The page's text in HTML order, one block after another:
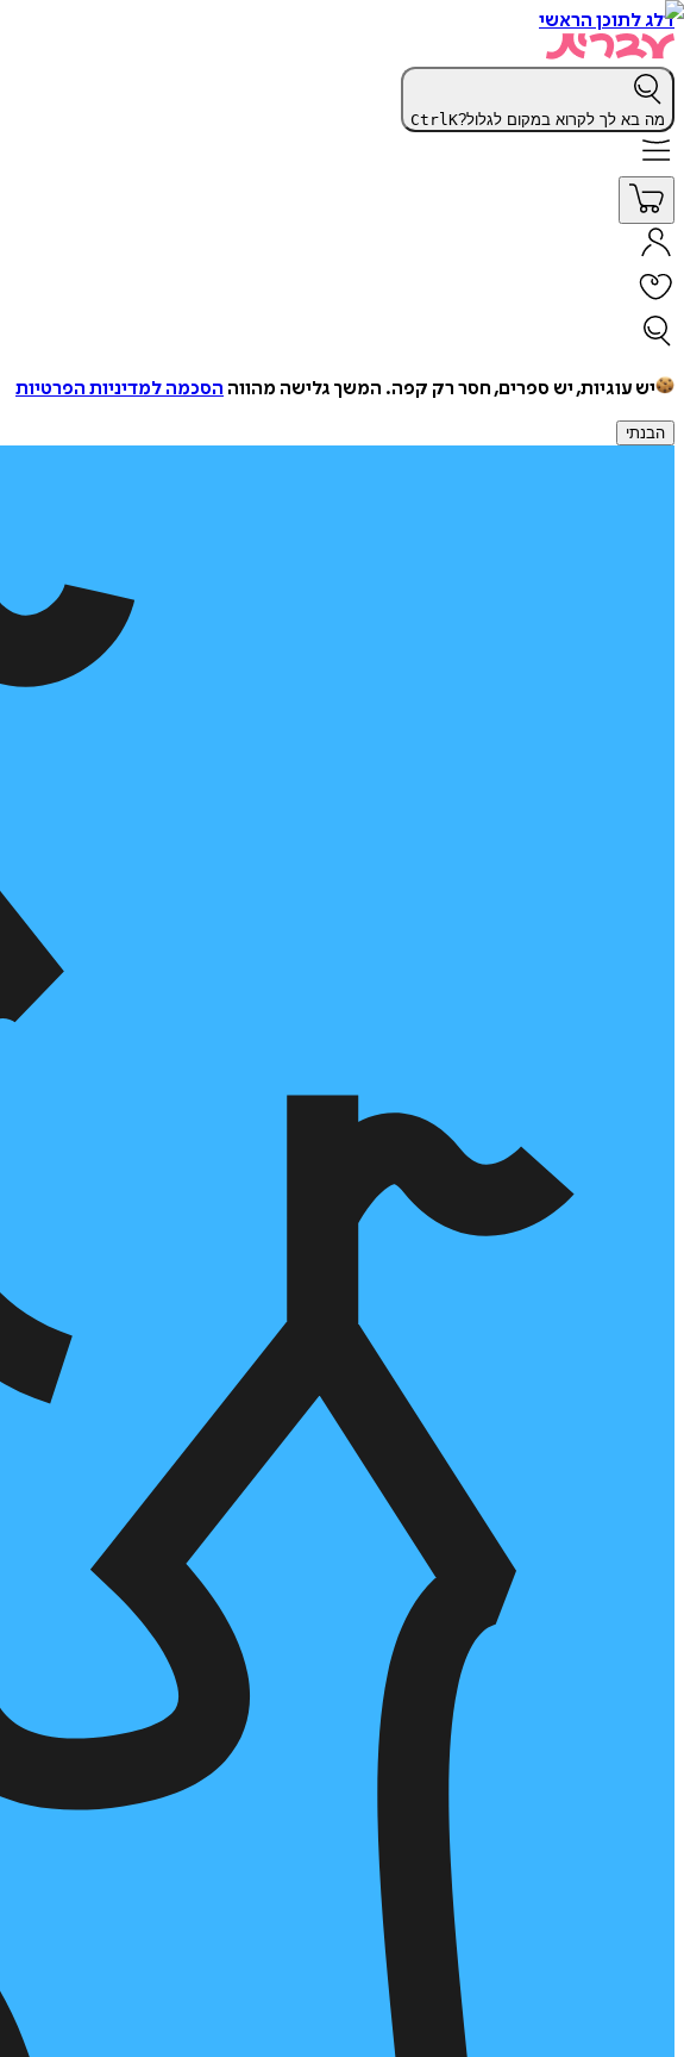
דלג לתוכן הראשי
מה בא לך לקרוא במקום לגלול? CtrlK
יש עוגיות, יש ספרים, חסר רק קפה. המשך גלישה מהווה הסכמה למדיניות הפרטיות
הבנתי